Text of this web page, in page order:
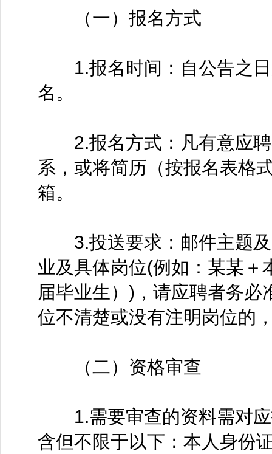
（一）报名方式
1.报名时间：自公告之日
名。
2.报名方式：凡有意应聘
系，或将简历（按报名表格
箱。
3.投送要求：邮件主题及
业及具体岗位(例如：某某＋
届毕业生）)，请应聘者务
位不清楚或没有注明岗位的
（二）资格审查
1.需要审查的资料需对应
含但不限于以下：本人身份